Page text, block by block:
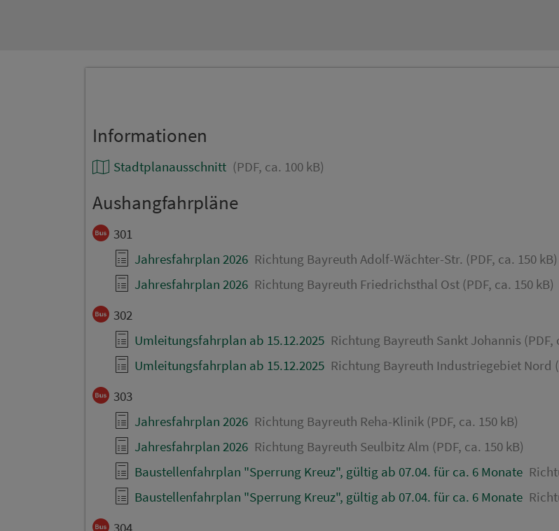
Informationen
Stadtplanausschnitt (PDF, ca. 100 kB)
Aushangfahrpläne
301
Jahresfahrplan 2026 Richtung Bayreuth Adolf-Wächter-Str. (PDF, ca. 150 kB)
Jahresfahrplan 2026 Richtung Bayreuth Friedrichsthal Ost (PDF, ca. 150 kB)
302
Umleitungsfahrplan ab 15.12.2025 Richtung Bayreuth Sankt Johannis (PDF,
Umleitungsfahrplan ab 15.12.2025 Richtung Bayreuth Industriegebiet Nord
303
Jahresfahrplan 2026 Richtung Bayreuth Reha-Klinik (PDF, ca. 150 kB)
Jahresfahrplan 2026 Richtung Bayreuth Seulbitz Alm (PDF, ca. 150 kB)
Baustellenfahrplan "Sperrung Kreuz", gültig ab 07.04. für ca. 6 Monate
Baustellenfahrplan "Sperrung Kreuz", gültig ab 07.04. für ca. 6 Monate
304